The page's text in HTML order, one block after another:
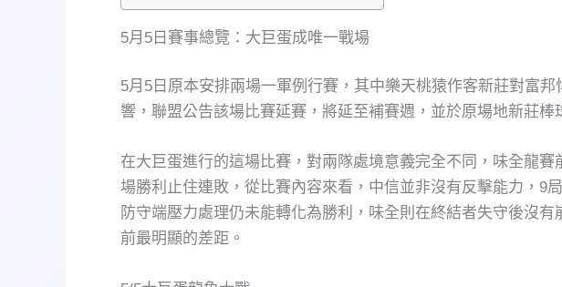
5月5日賽事總覽：大巨蛋成唯一戰場
5月5日原本安排兩場一軍例行賽，其中樂天桃猿作客新莊對富
響，聯盟公告該場比賽延賽，將延至補賽週，並於原場地新莊
在大巨蛋進行的這場比賽，對兩隊處境意義完全不同，味全龍
場勝利止住連敗，從比賽內容來看，中信並非沒有反擊能力，9
防守端壓力處理仍未能轉化為勝利，味全則在終結者失守後沒
前最明顯的差距。